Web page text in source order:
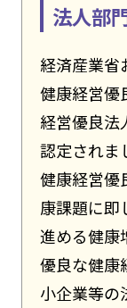
法人部
経済産業省
健康経営優
経営優良法
認定されま
健康経営優
康課題に即
進める健康
優良な健康
小企業等の